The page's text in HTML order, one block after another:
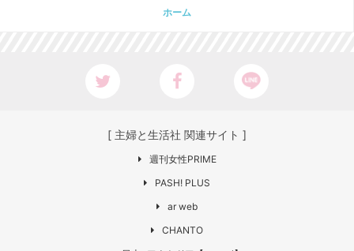
ホーム
[ 主婦と生活社 関連サイト ]
週刊女性PRIME
PASH! PLUS
ar web
CHANTO